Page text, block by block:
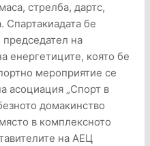
стрелба, дартс,
Спартакиадата бе
председател на
енергетиците, която бе
мероприятие се
асоциация „Спорт в
домакинство
в комплексното
на АЕЦ